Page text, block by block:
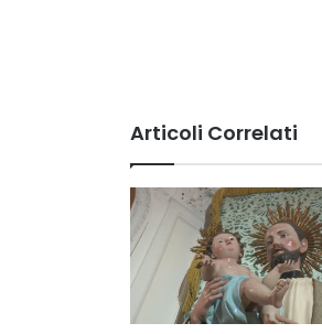
Articoli Correlati